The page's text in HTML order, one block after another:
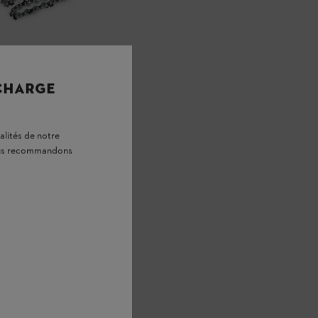
de notre
recommandons